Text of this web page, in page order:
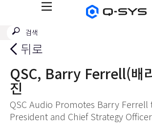
Q-
홈
페
메
QSYS.com (English)
India (English)
Deutsch
Français
日本語
한국어
China (中文)
검
제
뒤로
QSC, Barry Ferrell(배
진
QSC Audio Promotes Barry Ferrell
President and Chief Strategy Officer